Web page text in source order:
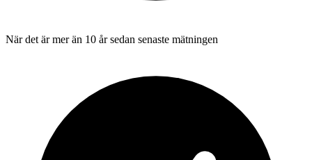
När det är mer än 10 år sedan senaste mätningen